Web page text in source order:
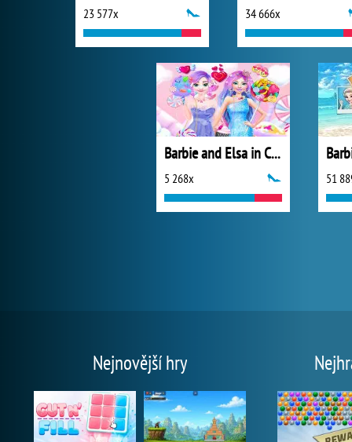
23 577x 34 666x
Barbie and Elsa in Candyland
5 268x 51
Nejnovější hry